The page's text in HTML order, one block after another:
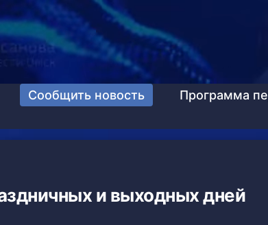
Сообщить новость Программа
и выходных дней